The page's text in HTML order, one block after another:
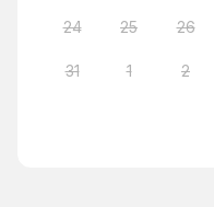
24 25 26
31 1 2